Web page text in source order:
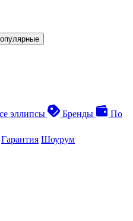
эллипсы Бренды
По
Гарантия Шоурум